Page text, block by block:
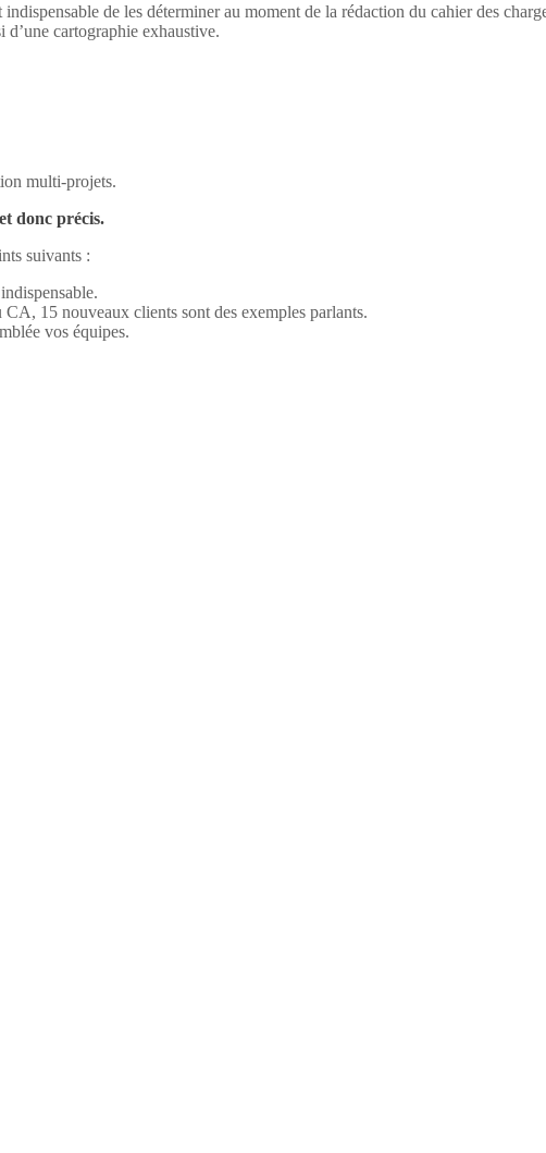
de les déterminer au moment de la rédaction du cahier des
d’une cartographie exhaustive.
multi-projets.
donc précis.
suivants :
15 nouveaux clients sont des exemples parlants.
vos équipes.